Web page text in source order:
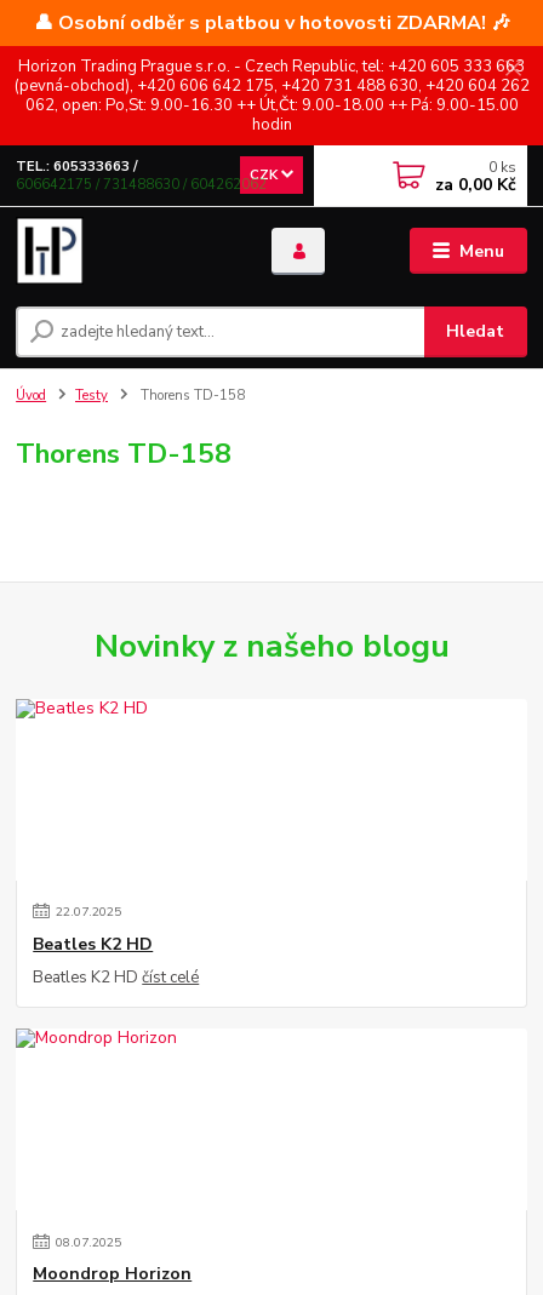
👤 Osobní odběr s platbou v hotovosti ZDARMA! 🎶
Horizon Trading Prague s.r.o. - Czech Republic, tel: +420 605 333 663
(pevná-obchod), +420 606 642 175, +420 731 488 630, +420 604 262
062, open: Po,St: 9.00-16.30 ++ Út,Čt: 9.00-18.00 ++ Pá: 9.00-15.00
hodin
Menu
CZK
Hledat
TEL.: 605333663 /
606642175 / 731488630 / 604262062
0 ks
za 0,00 Kč
Úvod Testy Thorens TD-158
Thorens TD-158
Novinky z našeho blogu
22.07.2025
Beatles K2 HD
Beatles K2 HDčíst celé
08.07.2025
Moondrop Horizon